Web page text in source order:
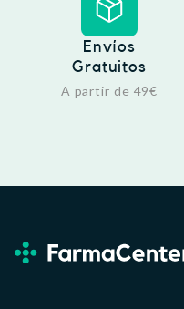
Envíos
Gratuitos
A partir de 49€